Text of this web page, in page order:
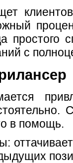
простого
с
в помощь.